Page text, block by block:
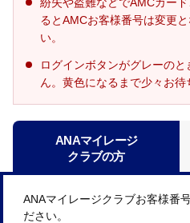
るとAMCお客様番号は変更
い。
ログインボタンがグレーの
ん。黄色になるまで少々お待
ANAマイレージ
クラブの方
ANAマイレージクラブお客様番
ださい。